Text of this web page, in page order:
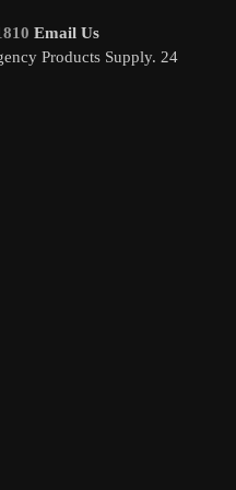
Email Us
Products Supply. 24